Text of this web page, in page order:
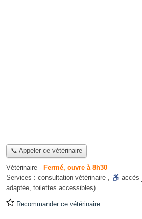
📞 Appeler ce vétérinaire
Vétérinaire - Fermé, ouvre à 8h30
Services : consultation vétérinaire , accès
adaptée, toilettes accessibles)
Recommander ce vétérinaire